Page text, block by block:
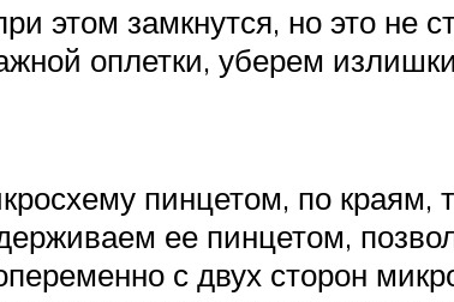
этом замкнутся, но это не
оплетки, уберем излишки
пинцетом, по краям,
ее пинцетом,
с двух сторон